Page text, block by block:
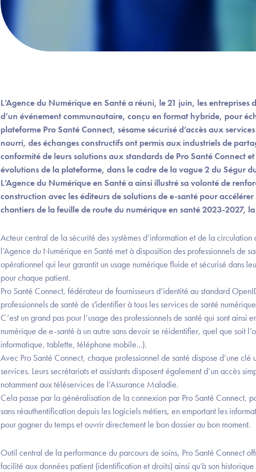
L’Agence du Numérique en Santé a réuni, le 21 juin, les
d’un événement communautaire, conçu en format hybride, pour
plateforme Pro Santé Connect, sésame sécurisé d’accès aux
nourri, des échanges constructifs ont permis aux industriels de
conformité de leurs solutions aux standards de Pro Santé Connect
évolutions de la plateforme, dans le cadre de la vague 2 du Ségur
L’Agence du Numérique en Santé a ainsi illustré sa volonté de
construction avec les éditeurs de solutions de e-santé pour
chantiers de la feuille de route du numérique en santé 2023-2027,
Acteur central de la sécurité des systèmes d’information et de la circulation
l’Agence du Numérique en Santé met à disposition des professionnels de
opérationnel qui leur garantit un usage numérique fluide et sécurisé dans
pour chaque patient.
Pro Santé Connect, fédérateur de fournisseurs d’identité au standard
professionnels de santé de s'identifier à tous les services de santé
C’est un grand pas pour l’usage des professionnels de santé qui sont ainsi
numérique de e-santé à un autre sans devoir se réidentifier, quel que soit
informatique, tablette, téléphone mobile...).
Avec Pro Santé Connect, chaque professionnel de santé dispose d’une
services. Leurs secrétariats et assistants disposent également d’un accès
notamment aux téléservices de l’Assurance Maladie.
Cela passe par la généralisation de la connexion par Pro Santé Connect,
sans réauthentification depuis les logiciels métiers, en emportant les
pour gagner du temps et ouvrir directement le bon dossier au bon moment.
Outil central de la performance du parcours de soins, Pro Santé Connect
facilité aux données patient (identification et droits) ainsi qu’à son historique